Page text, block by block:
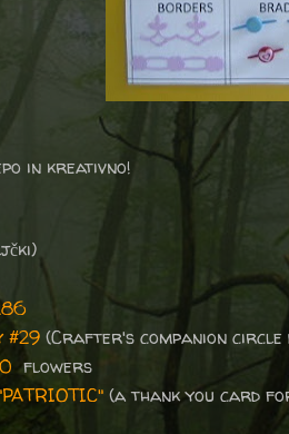
in kreativno!
#29 (Crafter's companion circle
flowers
(a thank you card